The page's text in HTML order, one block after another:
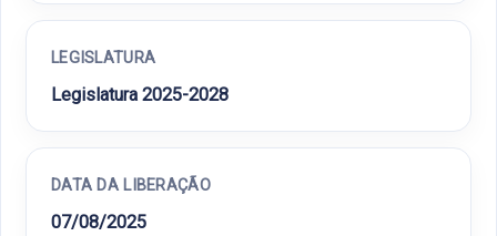
LEGISLATURA
Legislatura 2025-2028
DATA DA LIBERAÇÃO
07/08/2025